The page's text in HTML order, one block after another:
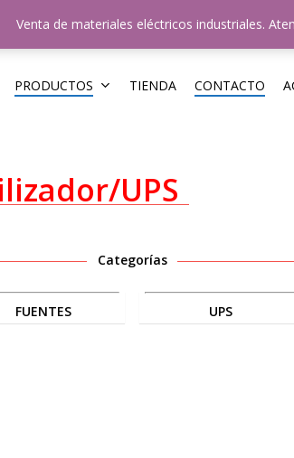
Nuestros Horarios: 8hs-
PRODUCTOS TIENDA CONTACTO
UPS
Categorías
FUENTES UPS
Venta de materiales eléctricos industriales.